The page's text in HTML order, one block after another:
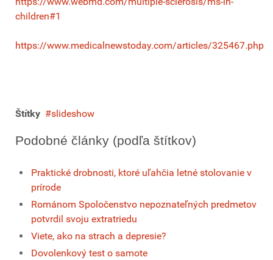
children#1
https://www.medicalnewstoday.com/articles/325467.php
Štítky slideshow
Podobné články (podľa štítkov)
Praktické drobnosti, ktoré uľahčia letné stolovanie v
prírode
Románom Spoločenstvo nepoznateľných predmetov
potvrdil svoju extratriedu
Viete, ako na strach a depresie?
Dovolenkový test o samote